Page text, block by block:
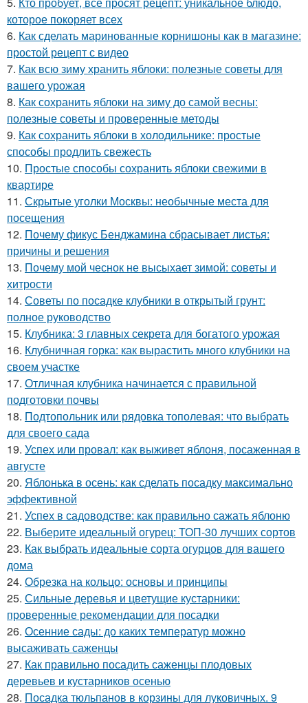
которое покоряет всех
6. Как сделать маринованные корнишоны как в магазине:
простой рецепт с видео
7. Как всю зиму хранить яблоки: полезные советы для
вашего урожая
8. Как сохранить яблоки на зиму до самой весны:
полезные советы и проверенные методы
9. Как сохранить яблоки в холодильнике: простые
способы продлить свежесть
10. Простые способы сохранить яблоки свежими в
квартире
11. Скрытые уголки Москвы: необычные места для
посещения
12. Почему фикус Бенджамина сбрасывает листья:
причины и решения
13. Почему мой чеснок не высыхает зимой: советы и
хитрости
14. Советы по посадке клубники в открытый грунт:
полное руководство
15. Клубника: 3 главных секрета для богатого урожая
16. Клубничная горка: как вырастить много клубники на
своем участке
17. Отличная клубника начинается с правильной
подготовки почвы
18. Подтопольник или рядовка тополевая: что выбрать
для своего сада
19. Успех или провал: как выживет яблоня, посаженная в
августе
20. Яблонька в осень: как сделать посадку максимально
эффективной
21. Успех в садоводстве: как правильно сажать яблоню
22. Выберите идеальный огурец: ТОП-30 лучших сортов
23. Как выбрать идеальные сорта огурцов для вашего
дома
24. Обрезка на кольцо: основы и принципы
25. Сильные деревья и цветущие кустарники:
проверенные рекомендации для посадки
26. Осенние сады: до каких температур можно
высаживать саженцы
27. Как правильно посадить саженцы плодовых
деревьев и кустарников осенью
28. Посадка тюльпанов в корзины для луковичных. 9